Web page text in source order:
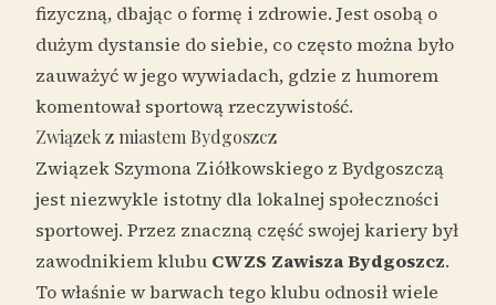
fizyczną, dbając o formę i zdrowie. Jest osobą o
dużym dystansie do siebie, co często można było
zauważyć w jego wywiadach, gdzie z humorem
komentował sportową rzeczywistość.
Związek z miastem Bydgoszcz
Związek Szymona Ziółkowskiego z Bydgoszczą
jest niezwykle istotny dla lokalnej społeczności
sportowej. Przez znaczną część swojej kariery był
zawodnikiem klubu CWZS Zawisza Bydgoszcz.
To właśnie w barwach tego klubu odnosił wiele